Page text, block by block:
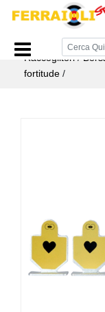
Home Page/
Raccoglitori/
fortitude /